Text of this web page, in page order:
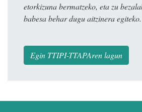
etorkizuna bermatzeko, eta zu
babesa behar dugu aitzinera egiteko.
Egin TTIPI-TTAPAren lagun